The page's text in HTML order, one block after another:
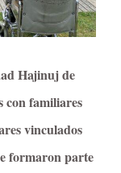
Hajinuj de
con familiares
vinculados
formaron parte